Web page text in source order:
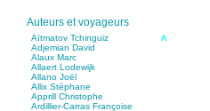
Auteurs et voyageurs
Aïtmatov Tchinguiz
Adjemian David
Alaux Marc
Allaert Lodewijk
Allano Joël
Allix Stéphane
Apprill Christophe
Ardillier-Carras Françoise